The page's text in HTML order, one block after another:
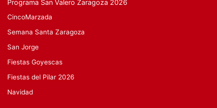
Programa San Valero Zaragoza 2026
CincoMarzada
Semana Santa Zaragoza
San Jorge
Fiestas Goyescas
Fiestas del Pilar 2026
Navidad